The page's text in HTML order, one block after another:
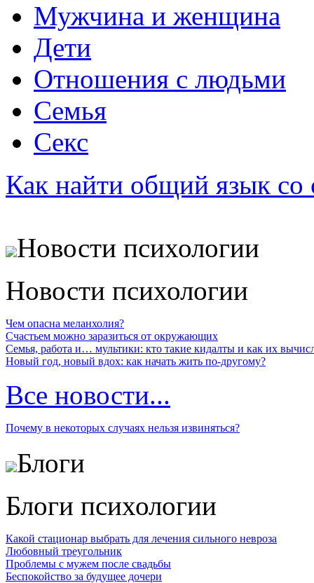
Мужчина и женщина
Дети
Отношения с людьми
Семья
Секс
Как найти общий язык со
Новости психологии
Новости психологии
Чем опасна меланхолия?
Счастьем можно заразиться от окружающих
Семья, работа и… мультики: кто такие кидалты и как их
Новый год, новый вдох: как начать жить по-другому?
Все новости...
Почему в некоторых случаях нельзя извиняться?
Блоги
Блоги психологии
Какой стационар выбрать для лечения сильного невроза
Любовный треугольник
Проблемы с мужем после свадьбы
Беспокойство за будущее дочери